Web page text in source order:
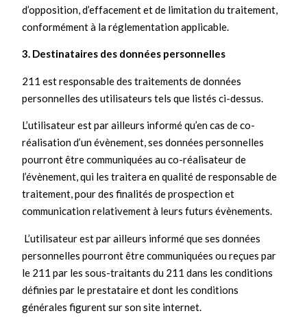
d’opposition, d’effacement et de limitation du traitement,
conformément à la réglementation applicable.
3. Destinataires des données personnelles
211 est responsable des traitements de données
personnelles des utilisateurs tels que listés ci-dessus.
L’utilisateur est par ailleurs informé qu’en cas de co-
réalisation d’un évènement, ses données personnelles
pourront être communiquées au co-réalisateur de
l’évènement, qui les traitera en qualité de responsable de
traitement, pour des finalités de prospection et
communication relativement à leurs futurs évènements.
L’utilisateur est par ailleurs informé que ses données
personnelles pourront être communiquées ou reçues par
le 211 par les sous-traitants du 211 dans les conditions
définies par le prestataire et dont les conditions
générales figurent sur son site internet.